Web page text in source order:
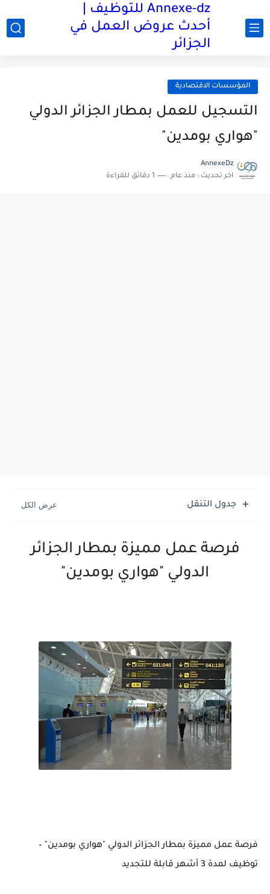
Annexe-dz للتوظيف |
أحدث عروض العمل في
الجزائر
المؤسسات الاقتصادية
التسجيل للعمل بمطار الجزائر الدولي
"هواري بومدين"
AnnexeDz
اخر تحديث : منذ عام 1 دقائق للقراءة
جدول التنقل
فرصة عمل مميزة بمطار الجزائر
الدولي "هواري بومدين"
فرصة عمل مميزة بمطار الجزائر الدولي "هواري بومدين" –
توظيف لمدة 3 أشهر قابلة للتجديد